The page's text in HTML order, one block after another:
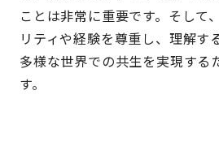
ことは非常に重要です。そして
リティや経験を尊重し、理解す
多様な世界での共生を実現する
す。